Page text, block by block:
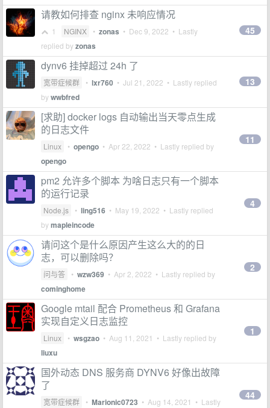
请教如何排查 nginx 未响应情况
1 NGINX • zonas • Dec 9, 2022 • Lastly
replied byzonas
45
dynv6 挂掉超过 24h 了
宽带症候群 • lxr760 • Jul 21, 2022 • Lastly replied
bywwbfred
13
[求助] docker logs 自动输出当天零点生成
的日志文件
Linux • opengo • Apr 22, 2022 • Lastly replied by
opengo
11
pm2 允许多个脚本 为啥日志只有一个脚本
的运行记录
Node.js • ling516 • May 19, 2022 • Lastly replied
bymapleincode
4
请问这个是什么原因产生这么大的的日
志，可以删除吗？
问与答 • wzw369 • Apr 2, 2022 • Lastly replied by
cominghome
2
Google mtail 配合 Prometheus 和 Grafana
实现自定义日志监控
Linux • wsgzao • Aug 11, 2021 • Lastly replied by
liuxu
1
国外动态 DNS 服务商 DYNV6 好像出故障
了
宽带症候群 • Marionic0723 • Aug 14, 2021 • Lastly
44